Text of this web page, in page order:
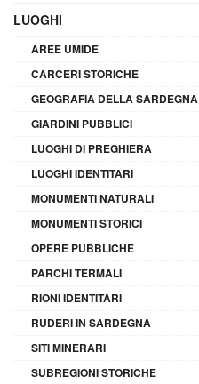
LUOGHI
AREE UMIDE
CARCERI STORICHE
GEOGRAFIA DELLA SARDEGNA
GIARDINI PUBBLICI
LUOGHI DI PREGHIERA
LUOGHI IDENTITARI
MONUMENTI NATURALI
MONUMENTI STORICI
OPERE PUBBLICHE
PARCHI TERMALI
RIONI IDENTITARI
RUDERI IN SARDEGNA
SITI MINERARI
SUBREGIONI STORICHE